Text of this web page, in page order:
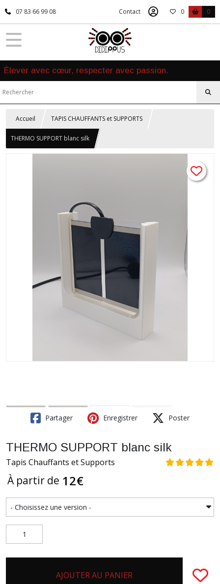
07 83 66 99 08 Contact 0 0
Élever avec cœur, respecter avec passion.
Accueil TAPIS CHAUFFANTS et SUPPORTS
THERMO SUPPORT blanc silk
Partager Enregistrer Poster
THERMO SUPPORT blanc silk
Tapis Chauffants et Supports
À partir de 12€
AJOUTER AU PANIER